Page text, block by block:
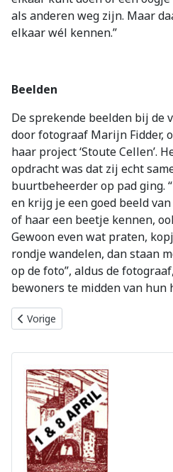
als anderen weg zijn. Maar
elkaar wél kennen.”
Beelden
De sprekende beelden bij de
door fotograaf Marijn Fidder,
haar project ‘Stoute Cellen’.
opdracht was dat zij echt
buurtbeheerder op pad ging.
en krijg je een goed beeld
of haar een beetje kennen,
Gewoon even wat praten,
rondje wandelen, dan staan
op de foto”, aldus de
bewoners te midden van hun
Vorig artikel: Lokale
Vorige